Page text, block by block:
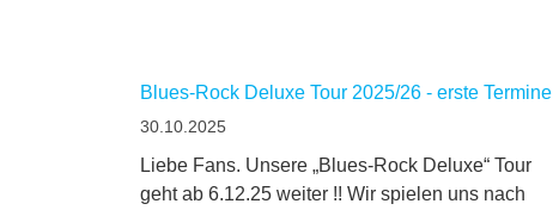
Blues-Rock Deluxe Tour 2025/26 - erste Termine
30.10.2025
Liebe Fans. Unsere „Blues-Rock Deluxe“ Tour
geht ab 6.12.25 weiter !! Wir spielen uns nach